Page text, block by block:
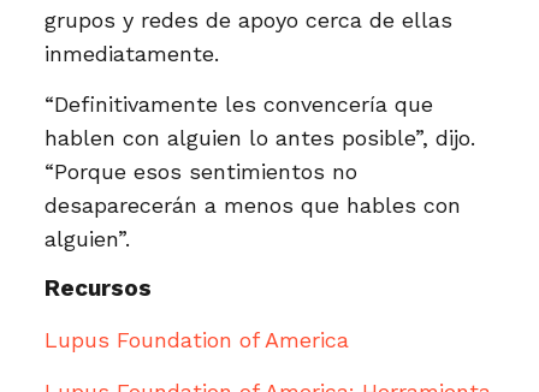
grupos y redes de apoyo cerca de ellas
inmediatamente.
“Definitivamente les convencería que
hablen con alguien lo antes posible”, dijo.
“Porque esos sentimientos no
desaparecerán a menos que hables con
alguien”.
Recursos
Lupus Foundation of America